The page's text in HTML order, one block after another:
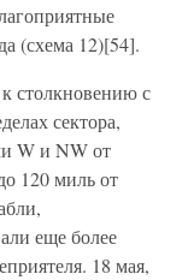
(схема 12)[54].
столкновению с
сектора,
W и NW от
120 миль от
еще более
18 мая,